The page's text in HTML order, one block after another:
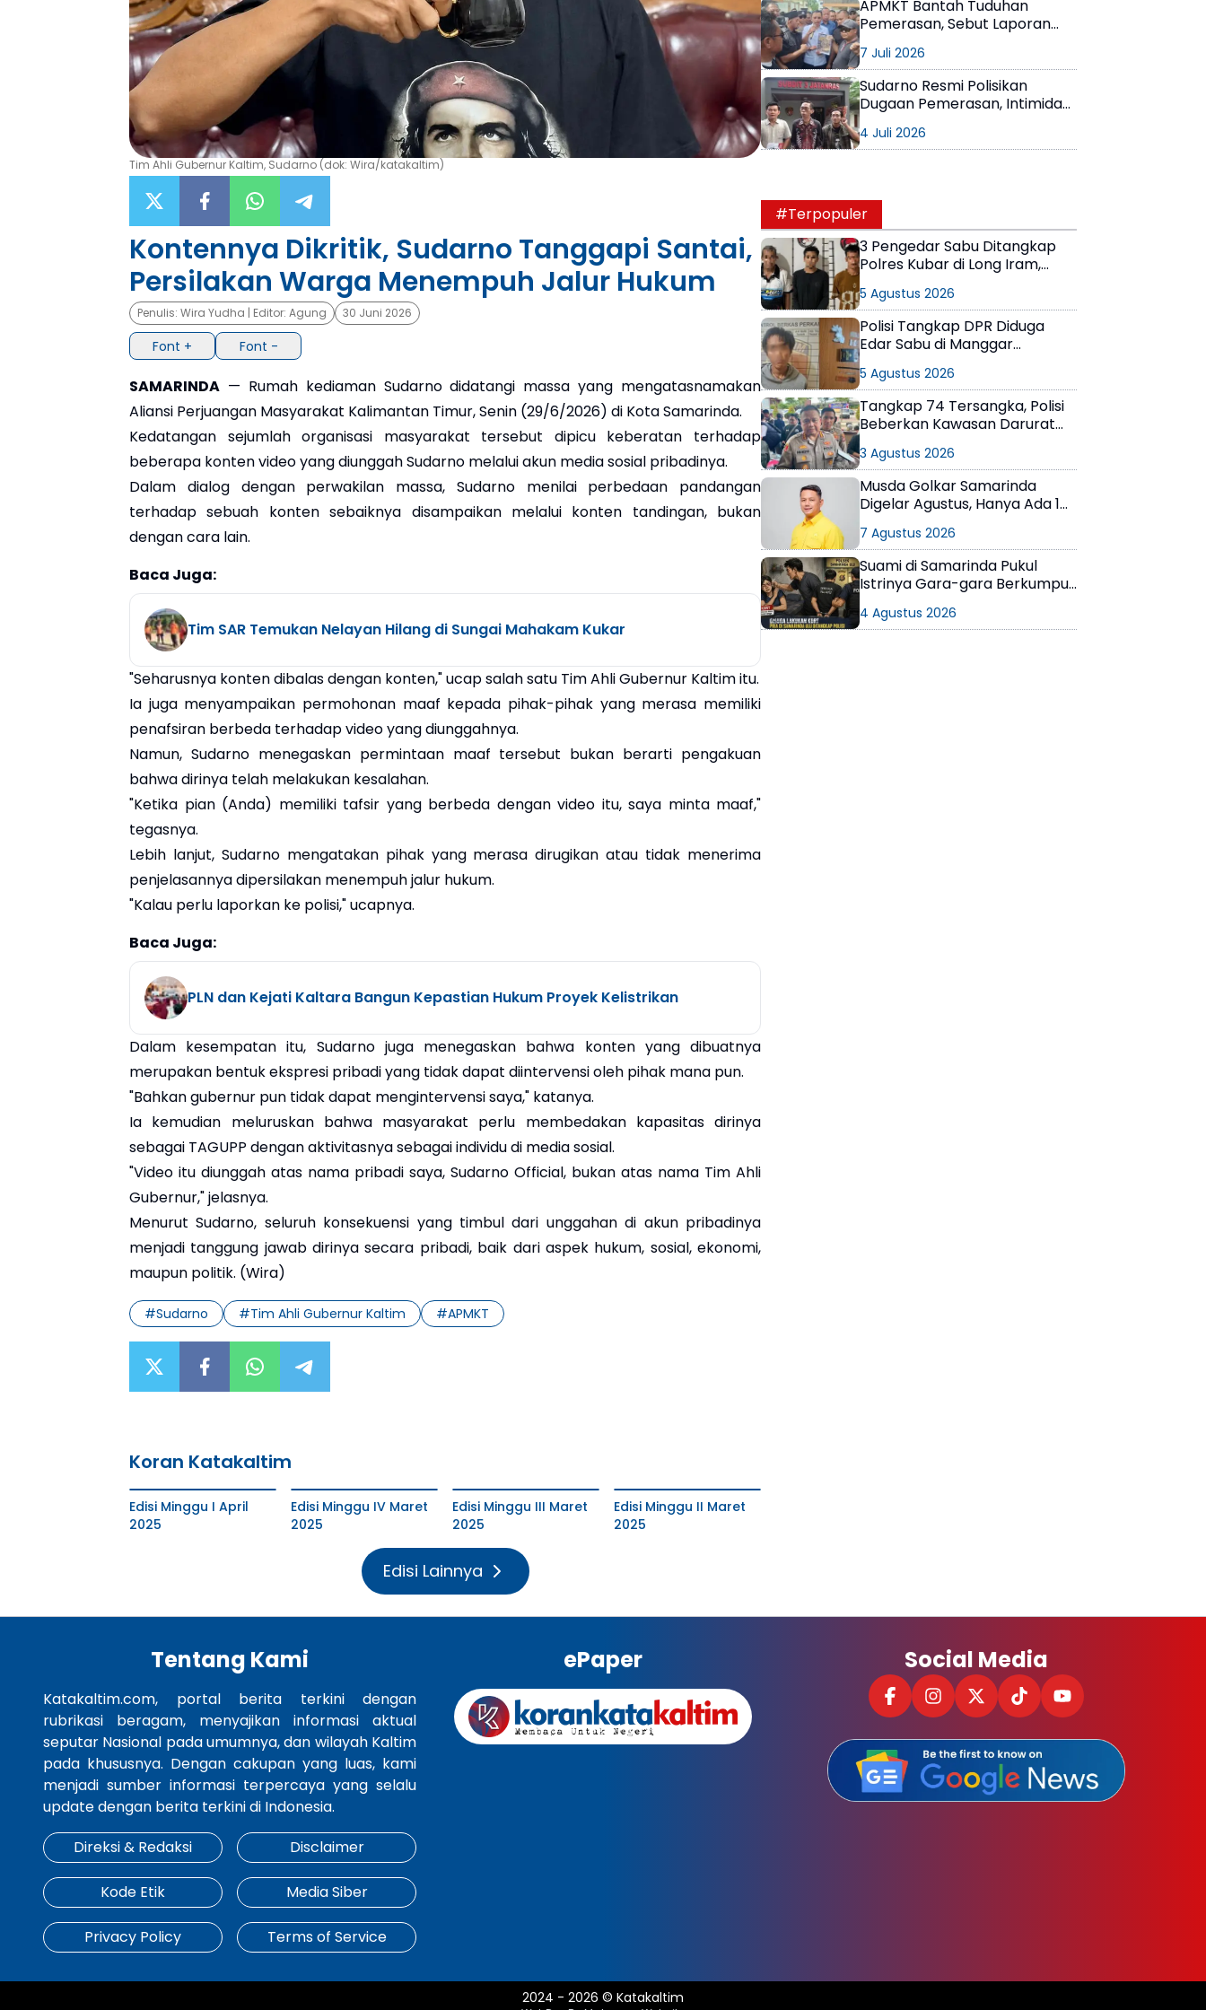
Tim Ahli Gubernur Kaltim, Sudarno (dok: Wira/katakaltim)
Kontennya Dikritik, Sudarno Tanggapi Santai,
Persilakan Warga Menempuh Jalur Hukum
Penulis: Wira Yudha | Editor: Agung 30 Juni 2026
Font + Font -
SAMARINDA — Rumah kediaman Sudarno didatangi massa yang mengatasnamakan
Aliansi Perjuangan Masyarakat Kalimantan Timur, Senin (29/6/2026) di Kota Samarinda.
Kedatangan sejumlah organisasi masyarakat tersebut dipicu keberatan terhadap
beberapa konten video yang diunggah Sudarno melalui akun media sosial pribadinya.
Dalam dialog dengan perwakilan massa, Sudarno menilai perbedaan pandangan
terhadap sebuah konten sebaiknya disampaikan melalui konten tandingan, bukan
dengan cara lain.
Baca Juga:
Tim SAR Temukan Nelayan Hilang di Sungai Mahakam Kukar
"Seharusnya konten dibalas dengan konten," ucap salah satu Tim Ahli Gubernur Kaltim itu.
Ia juga menyampaikan permohonan maaf kepada pihak-pihak yang merasa memiliki
penafsiran berbeda terhadap video yang diunggahnya.
Namun, Sudarno menegaskan permintaan maaf tersebut bukan berarti pengakuan
bahwa dirinya telah melakukan kesalahan.
"Ketika pian (Anda) memiliki tafsir yang berbeda dengan video itu, saya minta maaf,"
tegasnya.
Lebih lanjut, Sudarno mengatakan pihak yang merasa dirugikan atau tidak menerima
penjelasannya dipersilakan menempuh jalur hukum.
"Kalau perlu laporkan ke polisi," ucapnya.
Baca Juga:
PLN dan Kejati Kaltara Bangun Kepastian Hukum Proyek Kelistrikan
Dalam kesempatan itu, Sudarno juga menegaskan bahwa konten yang dibuatnya
merupakan bentuk ekspresi pribadi yang tidak dapat diintervensi oleh pihak mana pun.
"Bahkan gubernur pun tidak dapat mengintervensi saya," katanya.
Ia kemudian meluruskan bahwa masyarakat perlu membedakan kapasitas dirinya
sebagai TAGUPP dengan aktivitasnya sebagai individu di media sosial.
"Video itu diunggah atas nama pribadi saya, Sudarno Official, bukan atas nama Tim Ahli
Gubernur," jelasnya.
Menurut Sudarno, seluruh konsekuensi yang timbul dari unggahan di akun pribadinya
menjadi tanggung jawab dirinya secara pribadi, baik dari aspek hukum, sosial, ekonomi,
maupun politik. (Wira)
#Sudarno #Tim Ahli Gubernur Kaltim #APMKT
Koran Katakaltim
Edisi Minggu I April
2025
Edisi Minggu IV Maret
2025
Edisi Minggu III Maret
2025
Edisi Minggu II Maret
2025
Edisi Lainnya
APMKT Bantah Tuduhan
Pemerasan, Sebut Laporan
Pembungkaman Demokrasi
7 Juli 2026
Sudarno Resmi Polisikan
Dugaan Pemerasan, Intimidasi,
4 Juli 2026
#Terpopuler
3 Pengedar Sabu Ditangkap
Polres Kubar di Long Iram,
5 Agustus 2026
Polisi Tangkap DPR Diduga
Edar Sabu di Manggar
5 Agustus 2026
Tangkap 74 Tersangka, Polisi
Beberkan Kawasan Darurat
3 Agustus 2026
Musda Golkar Samarinda
Digelar Agustus, Hanya Ada 1
7 Agustus 2026
Suami di Samarinda Pukul
Istrinya Gara-gara Berkumpul
4 Agustus 2026
Tentang Kami
Katakaltim.com, portal berita terkini dengan
rubrikasi beragam, menyajikan informasi aktual
seputar Nasional pada umumnya, dan wilayah Kaltim
pada khususnya. Dengan cakupan yang luas, kami
menjadi sumber informasi terpercaya yang selalu
update dengan berita terkini di Indonesia.
Direksi & Redaksi
Disclaimer
Kode Etik Media Siber
Privacy Policy Terms of Service
ePaper Social Media
2024 - 2026 © Katakaltim